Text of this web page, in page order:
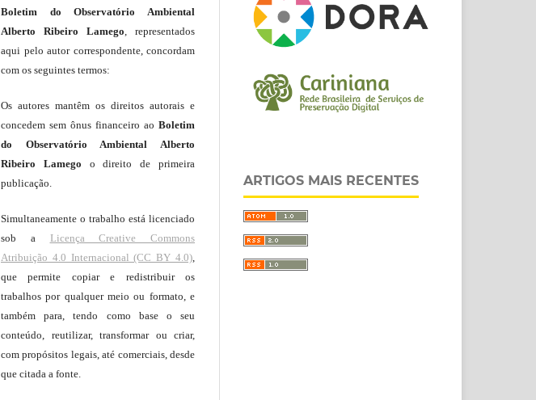
Boletim do Observatório Ambiental
Alberto Ribeiro Lamego, representados
aqui pelo autor correspondente, concordam
com os seguintes termos:
Os autores mantêm os direitos autorais e
concedem sem ônus financeiro ao Boletim
do Observatório Ambiental Alberto
Ribeiro Lamego o direito de primeira
publicação.
Simultaneamente o trabalho está licenciado
sob a Licença Creative Commons
Atribuição 4.0 Internacional (CC BY 4.0),
que permite copiar e redistribuir os
trabalhos por qualquer meio ou formato, e
também para, tendo como base o seu
conteúdo, reutilizar, transformar ou criar,
com propósitos legais, até comerciais, desde
que citada a fonte.
ARTIGOS MAIS RECENTES